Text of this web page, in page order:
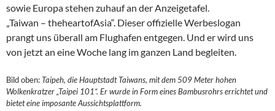
sowie Europa stehen zuhauf an der Anzeigetafel.
„Taiwan – theheartofAsia“. Dieser offizielle Werbeslogan
prangt uns überall am Flughafen entgegen. Und er wird uns
von jetzt an eine Woche lang im ganzen Land begleiten.
Bild oben:Taipeh, die Hauptstadt Taiwans, mit dem 509 Meter hohen
Wolkenkratzer „Taipei 101“. Er wurde in Form eines Bambusrohrs errichtet und
bietet eine imposante Aussichtsplattform.